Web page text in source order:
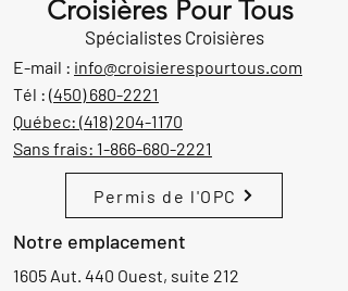
Croisières Pour Tous
Spécialistes Croisières
E-mail : info@croisierespourtous.com
Tél : (450) 680-2221
Québec: (418) 204-1170
Sans frais: 1-866-680-2221
Permis de l'OPC
Notre emplacement
1605 Aut. 440 Ouest, suite 212